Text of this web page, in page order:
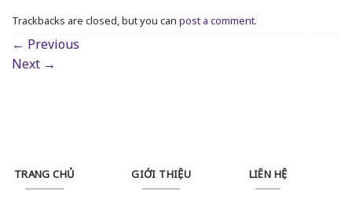
Trackbacks are closed, but you can post a comment.
← Previous
Next →
TRANG CHỦ GIỚI THIỆU LIÊN HỆ